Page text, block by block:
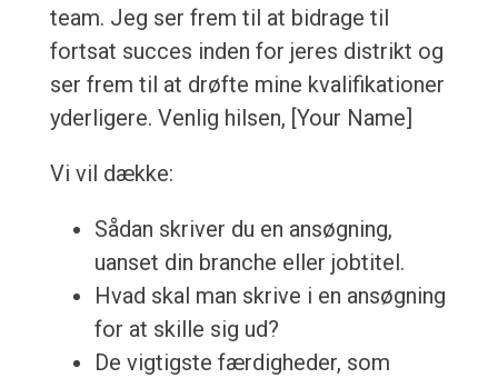
team. Jeg ser frem til at bidrage til
fortsat succes inden for jeres distrikt og
ser frem til at drøfte mine kvalifikationer
yderligere. Venlig hilsen, [Your Name]
Vi vil dække:
Sådan skriver du en ansøgning,
uanset din branche eller jobtitel.
Hvad skal man skrive i en ansøgning
for at skille sig ud?
De vigtigste færdigheder, som